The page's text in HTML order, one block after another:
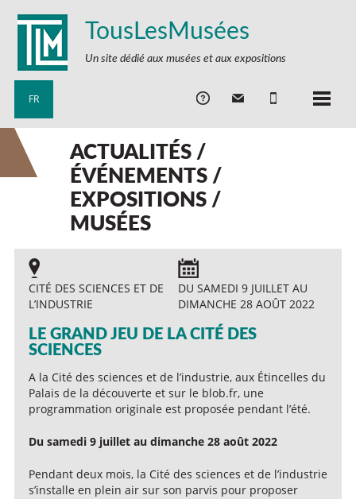
TousLesMusées
Un site dédié aux musées et aux expositions
FR
ACTUALITÉS /
ÉVÉNEMENTS /
EXPOSITIONS /
MUSÉES
CITÉ DES SCIENCES ET DE
L’INDUSTRIE
DU SAMEDI 9 JUILLET AU
DIMANCHE 28 AOÛT 2022
LE GRAND JEU DE LA CITÉ DES
SCIENCES
A la Cité des sciences et de l’industrie, aux Étincelles du
Palais de la découverte et sur le blob.fr, une
programmation originale est proposée pendant l’été.
Du samedi 9 juillet au dimanche 28 août 2022
Pendant deux mois, la Cité des sciences et de l’industrie
s’installe en plein air sur son parvis pour proposer